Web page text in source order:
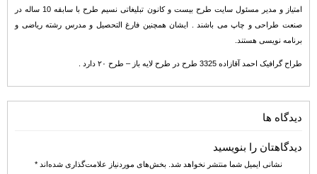
امتیاز و مدیر مسئول سایت طرح بیست و کانون تبلیغاتی نسیم طرح با سابقه 10 ساله در
صنعت طراحی و چاپ می باشند . ایشان همچنین فارغ التحصیل و مدرس رشته ریاضی و
برنامه نویسی هستند.
طراح گرافیک احمد آقازاده 3325 طرح در طرح لایه باز – طرح ۲۰ دارد .
دیدگاه ها
دیدگاهتان را بنویسید
نشانی ایمیل شما منتشر نخواهد شد. بخش‌های موردنیاز علامت‌گذاری شده‌اند *